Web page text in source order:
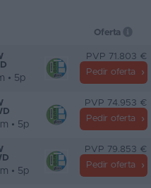
Oferta
• 5p
PVP 71.803 €
Pedir oferta
• 5p
PVP 74.953 €
Pedir oferta
• 5p
PVP 79.853 €
Pedir oferta